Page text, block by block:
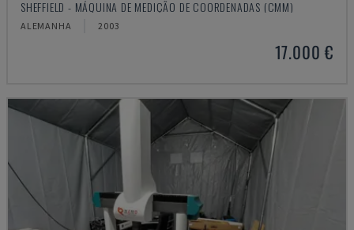
SHEFFIELD - MÁQUINA DE MEDIÇÃO DE COORDENADAS (CMM)
ALEMANHA 2003
17.000 €